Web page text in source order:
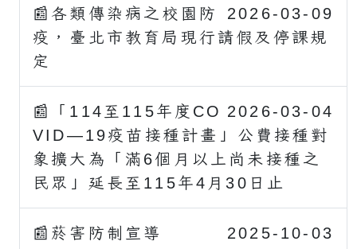
2026-03-09
📰各類傳染病之校園防
疫，臺北市教育局現行請假及停課規
定
2026-03-04
📰「114至115年度CO
VID—19疫苗接種計畫」公費接種對
象擴大為「滿6個月以上尚未接種之
民眾」延長至115年4月30日止
2025-10-03
📰菸害防制宣導